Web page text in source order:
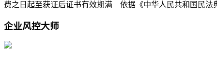
费之日起至获证后证书有效期满 依据《中华人民共和国民法
企业风控大师